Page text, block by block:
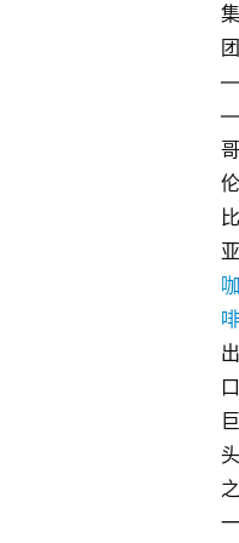
集
团
—
—
哥
伦
比
亚
咖
啡
出
口
巨
头
之
一